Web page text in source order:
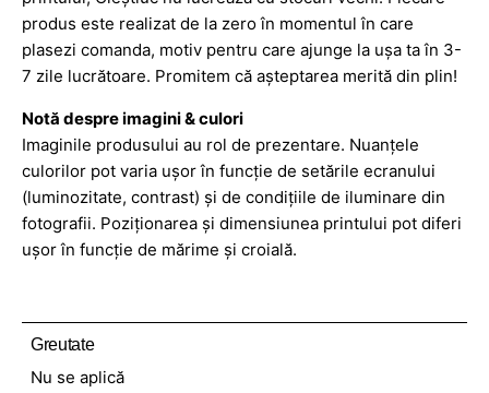
produs este realizat de la zero în momentul în care
plasezi comanda, motiv pentru care ajunge la ușa ta în 3-
7 zile lucrătoare. Promitem că așteptarea merită din plin!
Notă despre imagini & culori
Imaginile produsului au rol de prezentare. Nuanțele
culorilor pot varia ușor în funcție de setările ecranului
(luminozitate, contrast) și de condițiile de iluminare din
fotografii. Poziționarea și dimensiunea printului pot diferi
ușor în funcție de mărime și croială.
Greutate
Nu se aplică